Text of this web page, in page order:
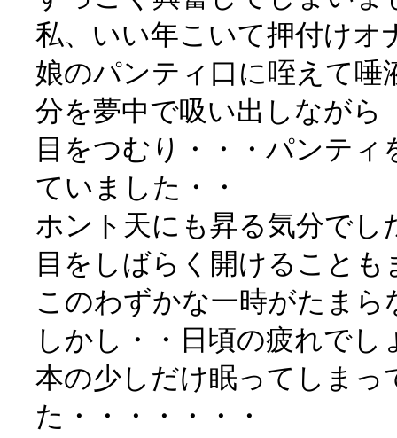
私、いい年こいて押付けオ
娘のパンティ口に咥えて唾
分を夢中で吸い出しながら
目をつむり・・・パンテ
ていました・・
ホント天にも昇る気分でし
目をしばらく開けることも
このわずかな一時がたま
しかし・・日頃の疲れでし
本の少しだけ眠ってしまっ
た・・・・・・・